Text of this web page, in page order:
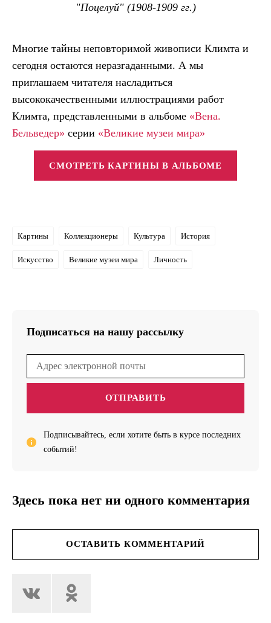
"Поцелуй" (1908-1909 гг.)
Многие тайны неповторимой живописи Климта и
сегодня остаются неразгаданными. А мы
приглашаем читателя насладиться
высококачественными иллюстрациями работ
Климта, представленными в альбоме «Вена.
Бельведер» серии «Великие музеи мира»
СМОТРЕТЬ КАРТИНЫ В АЛЬБОМЕ
Картины Коллекционеры Культура История
Искусство Великие музеи мира Личность
Подписаться на нашу рассылку
ОТПРАВИТЬ
Подписывайтесь, если хотите быть в курсе последних
событий!
Здесь пока нет ни одного комментария
ОСТАВИТЬ КОММЕНТАРИЙ